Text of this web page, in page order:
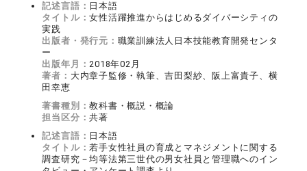
記述言語： 日本語
タイトル：女性活躍推進からはじめるダイバーシティの
実践
出版者・発行元： 職業訓練法人日本技能教育開発センタ
ー
出版年月：2018年02月
著者： 大内章子監修・執筆、吉田梨紗、阪上富貴子、横
田幸恵
著書種別：教科書・概説・概論
担当区分：共著
記述言語： 日本語
タイトル：若手女性社員の育成とマネジメントに関する
調査研究－均等法第三世代の男女社員と管理職へのイン